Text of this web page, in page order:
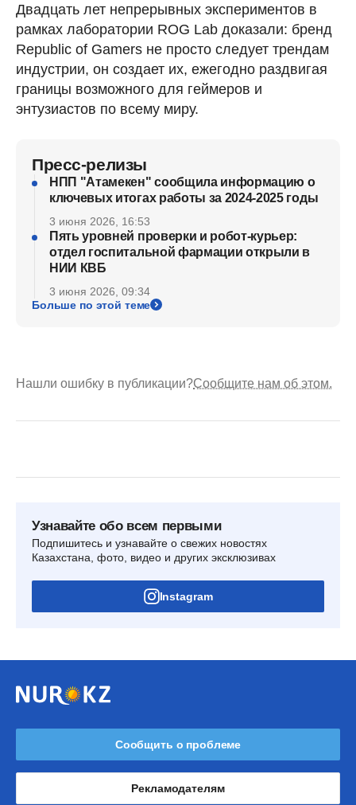
Двадцать лет непрерывных экспериментов в
рамках лаборатории ROG Lab доказали: бренд
Republic of Gamers не просто следует трендам
индустрии, он создает их, ежегодно раздвигая
границы возможного для геймеров и
энтузиастов по всему миру.
Пресс-релизы
НПП "Атамекен" сообщила информацию о
ключевых итогах работы за 2024-2025 годы
3 июня 2026, 16:53
Пять уровней проверки и робот-курьер:
отдел госпитальной фармации открыли в
НИИ КВБ
3 июня 2026, 09:34
Больше по этой теме
Нашли ошибку в публикации?Сообщите нам об этом.
Узнавайте обо всем первыми
Подпишитесь и узнавайте о свежих новостях
Казахстана, фото, видео и других эксклюзивах
Instagram
Сообщить о проблеме
Рекламодателям